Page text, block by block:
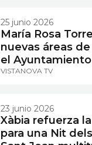
25 junio 2026
María Rosa
nuevas áreas
el
VISTANOVA TV
23 junio 2026
Xàbia refuerza
para una Nit